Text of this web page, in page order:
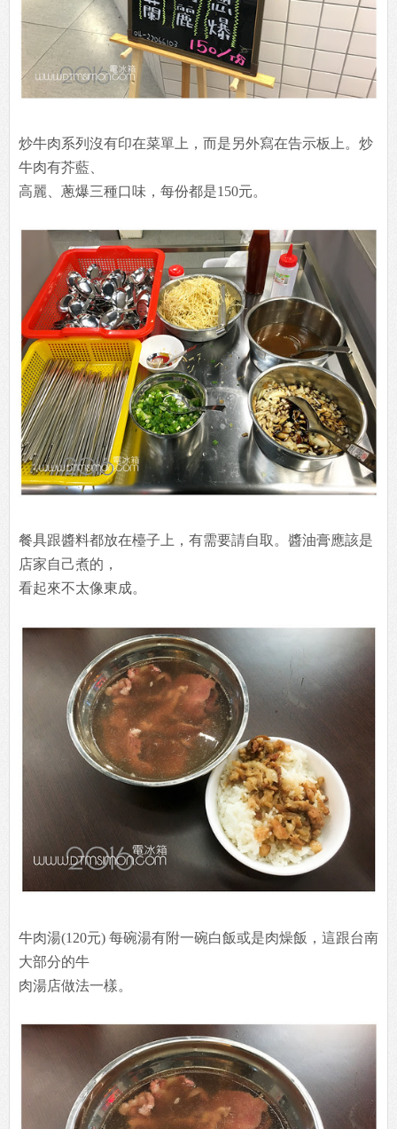
炒牛肉系列沒有印在菜單上，而是另外寫在告示板上。炒
牛肉有芥藍、
高麗、蔥爆三種口味，每份都是150元。
餐具跟醬料都放在檯子上，有需要請自取。醬油膏應該是
店家自己煮的，
看起來不太像東成。
牛肉湯(120元) 每碗湯有附一碗白飯或是肉燥飯，這跟台南
大部分的牛
肉湯店做法一樣。